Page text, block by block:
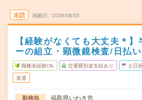
未読 掲載日 2026/08/05
【経験がなくても大丈夫＊
ーの組立・顕微鏡検査/日払
職種未経験OK 交通費別途支給あり 土日
派遣
勤務地
福島県いわき市